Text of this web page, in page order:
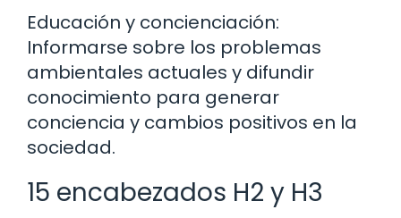
Educación y concienciación:
Informarse sobre los problemas
ambientales actuales y difundir
conocimiento para generar
conciencia y cambios positivos en la
sociedad.
15 encabezados H2 y H3